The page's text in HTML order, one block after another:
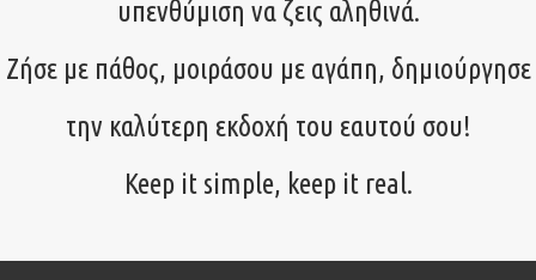
υπενθύμιση να ζεις αληθινά.
Ζήσε με πάθος, μοιράσου με αγάπη, δημιούργησε
την καλύτερη εκδοχή του εαυτού σου!
Keep it simple, keep it real.